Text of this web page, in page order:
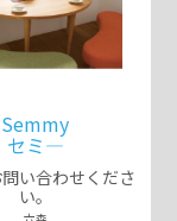
Semmy
セミ―
い合わせくださ
い。